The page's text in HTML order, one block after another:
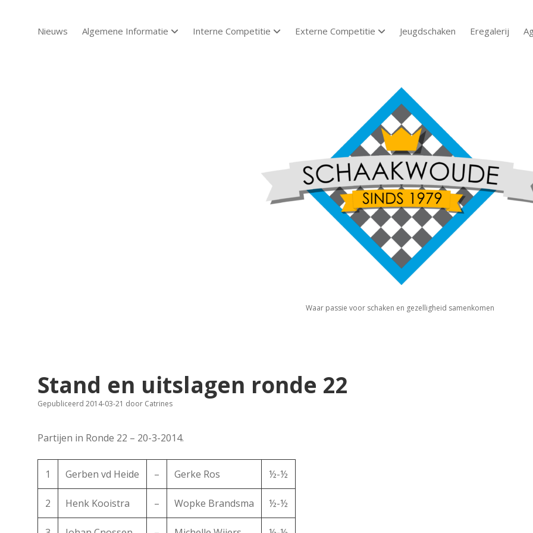
Nieuws Algemene Informatie open dropdown menu
Interne Competitie open dropdown menu
Externe Competitie open dropdown menu
Jeugdschaken Eregalerij
Schaakvereniging
Schaakwoude
Waar passie voor schaken en gezelligheid samenkomen
Stand en uitslagen ronde 22
Gepubliceerd 2014-03-21 door Catrines
Partijen in Ronde 22 – 20-3-2014.
1 Gerben vd Heide – Gerke Ros ½-½
2 Henk Kooistra – Wopke Brandsma ½-½